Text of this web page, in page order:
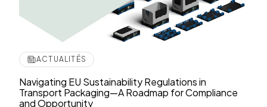
ACTUALITÉS
Navigating EU Sustainability Regulations in
Transport Packaging—A Roadmap for Compliance
and Opportunity